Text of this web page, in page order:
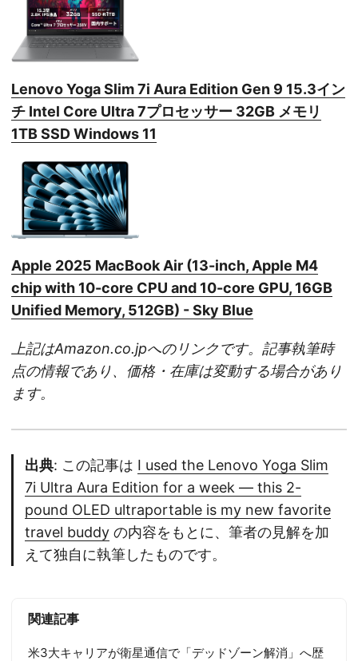
Lenovo Yoga Slim 7i Aura Edition Gen 9 15.3イン
チ Intel Core Ultra 7プロセッサー 32GB メモリ
1TB SSD Windows 11
Apple 2025 MacBook Air (13-inch, Apple M4
chip with 10-core CPU and 10-core GPU, 16GB
Unified Memory, 512GB) - Sky Blue
上記はAmazon.co.jpへのリンクです。記事執筆時
点の情報であり、価格・在庫は変動する場合があり
ます。
出典: この記事は I used the Lenovo Yoga Slim
7i Ultra Aura Edition for a week — this 2-
pound OLED ultraportable is my new favorite
travel buddy の内容をもとに、筆者の見解を加
えて独自に執筆したものです。
関連記事
米3大キャリアが衛星通信で「デッドゾーン解消」へ歴